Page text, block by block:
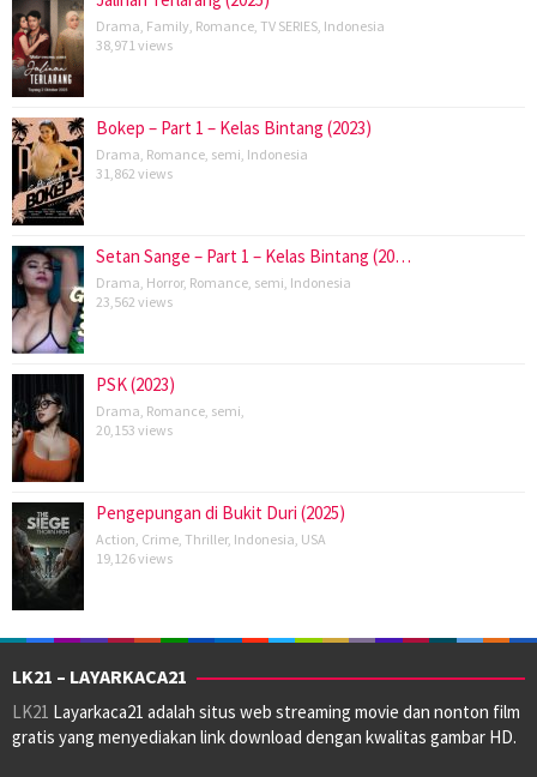
Drama Family Romance TV SERIES Indonesia
38,971 views
Bokep – Part 1 – Kelas Bintang (2023)
Drama Romance semi Indonesia
31,862 views
Setan Sange – Part 1 – Kelas Bintang (20…
Drama Horror, Romance semi Indonesia
23,562 views
PSK (2023)
Drama Romance semi
20,153 views
Pengepungan di Bukit Duri (2025)
Action Crime Thriller, Indonesia USA
19,126 views
LK21 – LAYARKACA21
LK21 Layarkaca21 adalah situs web streaming movie dan nonton film
gratis yang menyediakan link download dengan kwalitas gambar HD.